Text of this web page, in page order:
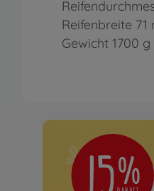
Reifenbreite 71
Gewicht 1700 g